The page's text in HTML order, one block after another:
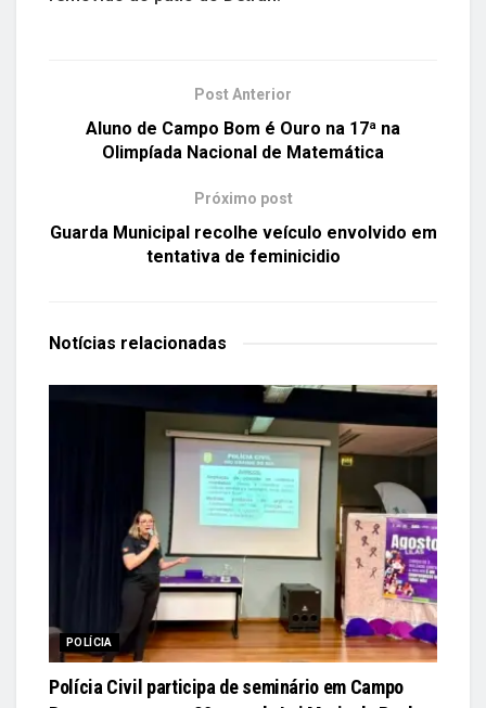
Post Anterior
Aluno de Campo Bom é Ouro na 17ª na
Olimpíada Nacional de Matemática
Próximo post
Guarda Municipal recolhe veículo envolvido em
tentativa de feminicidio
Notícias relacionadas
POLÍCIA
Polícia Civil participa de seminário em Campo